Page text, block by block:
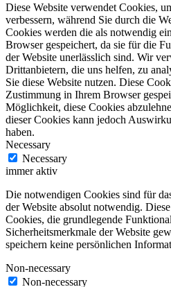
Diese Website verwendet Cookies,
verbessern, während Sie durch die
Cookies werden die als notwendig
Browser gespeichert, da sie für die
der Website unerlässlich sind. Wir
Drittanbietern, die uns helfen, zu
Sie diese Website nutzen. Diese
Zustimmung in Ihrem Browser
Möglichkeit, diese Cookies
dieser Cookies kann jedoch
haben.
Necessary
Necessary
immer aktiv
Die notwendigen Cookies sind für
der Website absolut notwendig.
Cookies, die grundlegende
Sicherheitsmerkmale der Website
speichern keine persönlichen
Non-necessary
Non-necessary